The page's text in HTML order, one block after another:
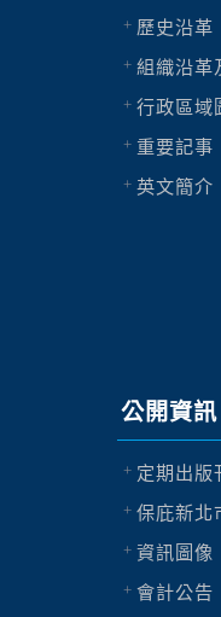
歷史沿革
組織沿革
行政區域
重要記事
英文簡介
公開資訊
定期出版
保庇新北
資訊圖像
會計公告